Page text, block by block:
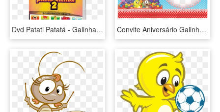
Dvd Patati Patatá - Galinha Pintadinha 2 Dvd, HD Png Download Convite Aniversário Galinha Pintadinha, HD Png Download